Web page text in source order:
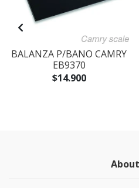
BALANZA P/BANO CAMRY
EB9370
$14.900